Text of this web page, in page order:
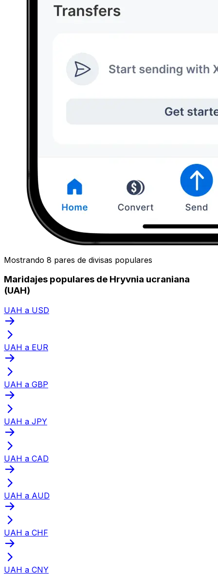
Mostrando 8 pares de divisas populares
Maridajes populares de Hryvnia ucraniana
(UAH)
UAH a USD
UAH a EUR
UAH a GBP
UAH a JPY
UAH a CAD
UAH a AUD
UAH a CHF
UAH a CNY